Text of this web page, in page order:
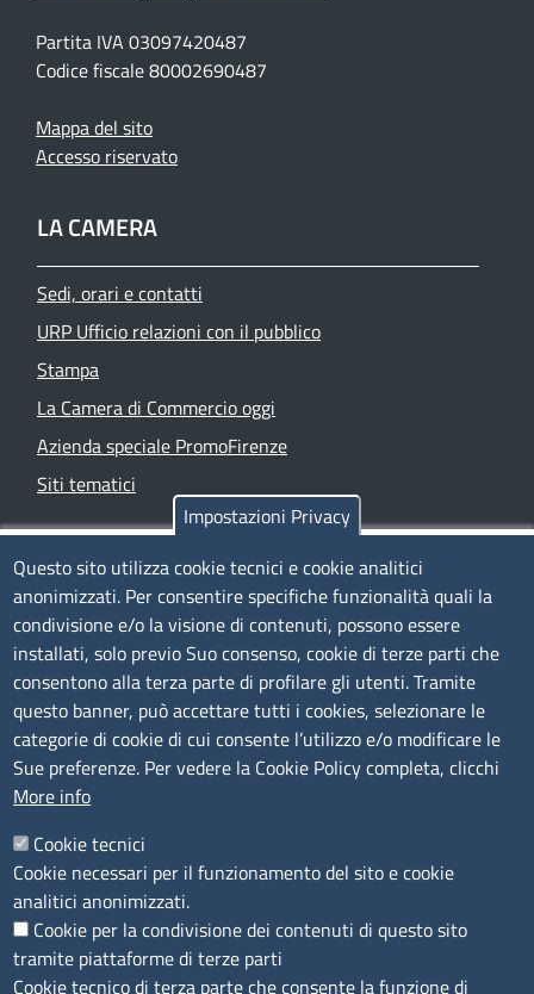
Partita IVA 03097420487
Codice fiscale 80002690487
Mappa del sito
Accesso riservato
LA CAMERA
Sedi, orari e contatti
URP Ufficio relazioni con il pubblico
Stampa
La Camera di Commercio oggi
Azienda speciale PromoFirenze
Siti tematici
TRASPARENZA
Albo Online
Amministrazione trasparente
Bandi e concorsi
Segnalazioni Whistleblowing
Accessibilità
IBAN e pagamenti informatici
Informative privacy e cookie
Verifiche PA
Attuazione misure PNRR
Modulistica
Impostazioni Privacy
Questo sito utilizza cookie tecnici e cookie analitici
anonimizzati. Per consentire specifiche funzionalità quali la
condivisione e/o la visione di contenuti, possono essere
installati, solo previo Suo consenso, cookie di terze parti che
consentono alla terza parte di profilare gli utenti. Tramite
questo banner, può accettare tutti i cookies, selezionare le
categorie di cookie di cui consente l’utilizzo e/o modificare le
Sue preferenze. Per vedere la Cookie Policy completa, clicchi
More info
Cookie tecnici
Cookie necessari per il funzionamento del sito e cookie
analitici anonimizzati.
Cookie per la condivisione dei contenuti di questo sito
tramite piattaforme di terze parti
Cookie tecnico di terza parte che consente la funzione di